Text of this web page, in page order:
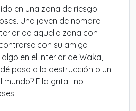
en una zona de riesgo
Una joven de nombre
de aquella zona con
con su amiga
en el interior de Waka,
paso a la destrucción o un
Ella grita: no